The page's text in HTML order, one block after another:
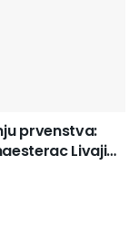
prvenstva:
Livaji…